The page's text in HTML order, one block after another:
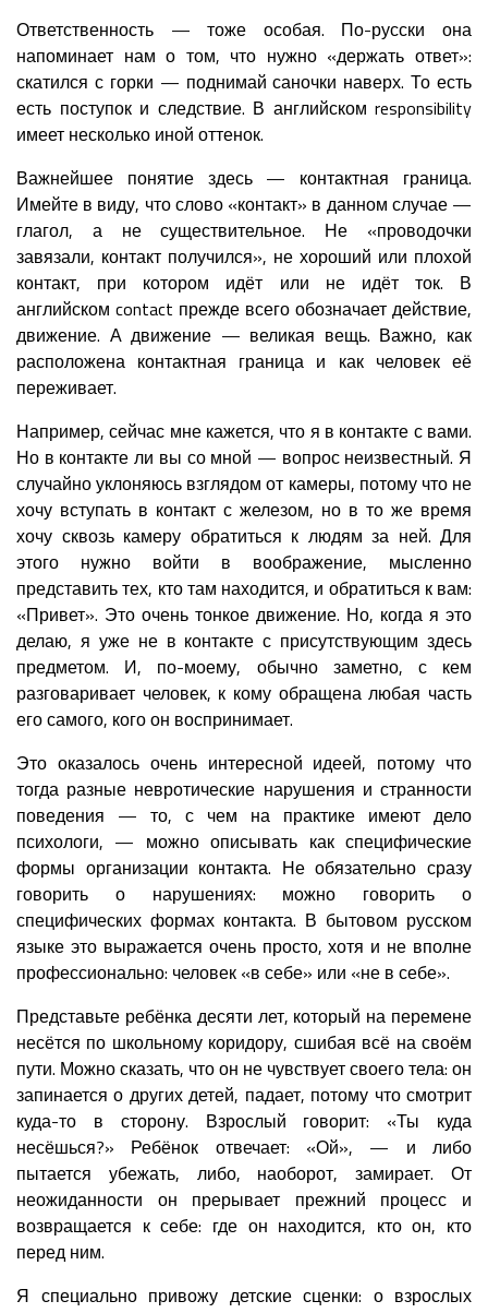
Ответственность — тоже особая. По-русски она
напоминает нам о том, что нужно «держать ответ»:
скатился с горки — поднимай саночки наверх. То есть
есть поступок и следствие. В английском responsibility
имеет несколько иной оттенок.
Важнейшее понятие здесь — контактная граница.
Имейте в виду, что слово «контакт» в данном случае —
глагол, а не существительное. Не «проводочки
завязали, контакт получился», не хороший или плохой
контакт, при котором идёт или не идёт ток. В
английском contact прежде всего обозначает действие,
движение. А движение — великая вещь. Важно, как
расположена контактная граница и как человек её
переживает.
Например, сейчас мне кажется, что я в контакте с вами.
Но в контакте ли вы со мной — вопрос неизвестный. Я
случайно уклоняюсь взглядом от камеры, потому что не
хочу вступать в контакт с железом, но в то же время
хочу сквозь камеру обратиться к людям за ней. Для
этого нужно войти в воображение, мысленно
представить тех, кто там находится, и обратиться к вам:
«Привет». Это очень тонкое движение. Но, когда я это
делаю, я уже не в контакте с присутствующим здесь
предметом. И, по-моему, обычно заметно, с кем
разговаривает человек, к кому обращена любая часть
его самого, кого он воспринимает.
Это оказалось очень интересной идеей, потому что
тогда разные невротические нарушения и странности
поведения — то, с чем на практике имеют дело
психологи, — можно описывать как специфические
формы организации контакта. Не обязательно сразу
говорить о нарушениях: можно говорить о
специфических формах контакта. В бытовом русском
языке это выражается очень просто, хотя и не вполне
профессионально: человек «в себе» или «не в себе».
Представьте ребёнка десяти лет, который на перемене
несётся по школьному коридору, сшибая всё на своём
пути. Можно сказать, что он не чувствует своего тела: он
запинается о других детей, падает, потому что смотрит
куда-то в сторону. Взрослый говорит: «Ты куда
несёшься?» Ребёнок отвечает: «Ой», — и либо
пытается убежать, либо, наоборот, замирает. От
неожиданности он прерывает прежний процесс и
возвращается к себе: где он находится, кто он, кто
перед ним.
Я специально привожу детские сценки: о взрослых